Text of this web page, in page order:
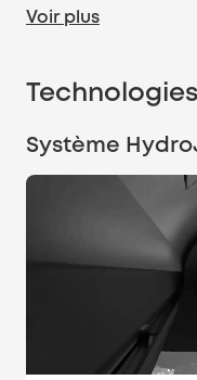
Voir plus
Système